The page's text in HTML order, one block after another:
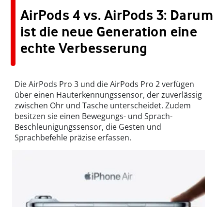
AirPods 4 vs. AirPods 3: Darum
ist die neue Generation eine
echte Verbesserung
Die AirPods Pro 3 und die AirPods Pro 2 verfügen
über einen Hauterkennungssensor, der zuverlässig
zwischen Ohr und Tasche unterscheidet. Zudem
besitzen sie einen Bewegungs- und Sprach-
Beschleunigungssensor, die Gesten und
Sprachbefehle präzise erfassen.